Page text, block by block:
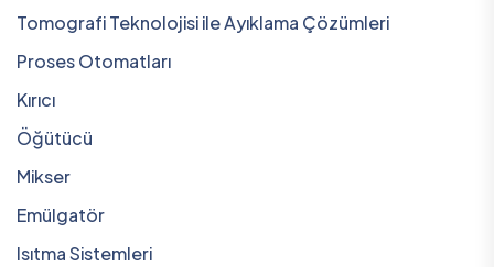
Tomografi Teknolojisi ile Ayıklama Çözümleri
Proses Otomatları
Kırıcı
Öğütücü
Mikser
Emülgatör
Isıtma Sistemleri